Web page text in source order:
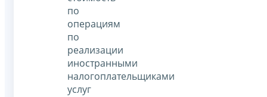
по
операциям
по
реализации
иностранными
налогоплательщиками
услуг